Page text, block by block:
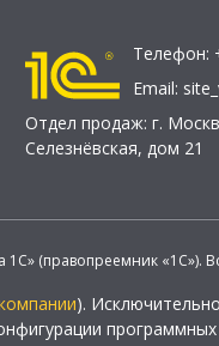
Телефон:
Email:
Отдел продаж: г.
Селезнёвская, дом 21
1С» (правопреемник «1С»).
).